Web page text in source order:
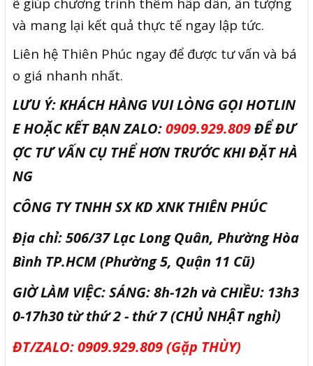
và mang lại kết quả thực tế ngay lập tức.
Liên hệ Thiên Phúc ngay để được tư vấn và bá
o giá nhanh nhất.
LƯU Ý: KHÁCH HÀNG VUI LÒNG GỌI HOTLIN
E HOẶC KẾT BẠN ZALO:0909.929.809ĐỂ ĐƯ
ỢC TƯ VẤN CỤ THỂ HƠN TRƯỚC KHI ĐẶT HÀ
NG
CÔNG TY TNHH SX KD XNK THIÊN PHÚC
Địa chỉ: 506/37 Lạc Long Quân, Phường Hòa
Bình TP.HCM (Phường 5, Quận 11 Cũ)
GIỜ LÀM VIỆC: SÁNG: 8h-12h và CHIỀU: 13h3
0-17h30 từ thứ 2 - thứ 7 (CHỦ NHẬT nghỉ)
ĐT/ZALO: 0909.929.809 (Gặp THÙY)